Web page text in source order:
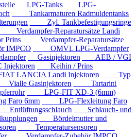
LPG-Tanks
LPG-
Tankarmaturen Radmuldentanks
Zyl. Tankbefestigungsringe
Verdampfer-Reparatursätze Landi
Prins
Verdampfer-Reparatursätze
IMPCO
OMVL LPG-Verdampfer
Gasinjektoren
AEB / VGI
Keihin / Prins
LANCIA Landi Injektoren
Typ
Gasinjektoren
Tartarini
LPG-FIT XD-3 (6mm)
Faro 6mm
LPG-Flexleitung Faro
Schlauch- und
Bördelmutter und
Temperatursensoren